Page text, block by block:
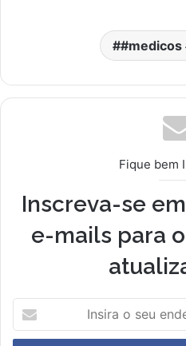
#medicos
Fique bem
Inscreva-se
e-mails para
Insira
seu